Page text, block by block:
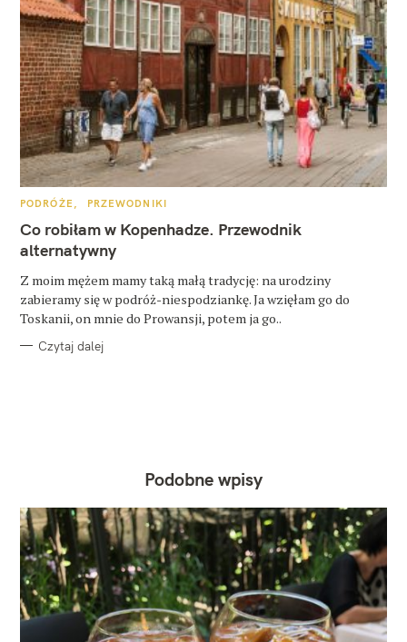
K
T
E
G
O
I
PODRÓŻE PRZEWODNIKI
Co robiłam w Kopenhadze. Przewodnik
alternatywny
Z moim mężem mamy taką małą tradycję: na urodziny
zabieramy się w podróż-niespodziankę. Ja wzięłam go do
Toskanii, on mnie do Prowansji, potem ja go..
Czytaj dalej
Podobne wpisy